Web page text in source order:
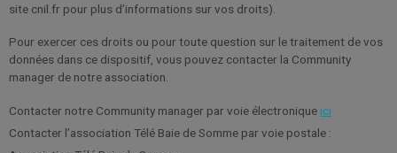
site cnil.fr pour plus d’informations sur vos droits).
Pour exercer ces droits ou pour toute question sur le traitement de vos
données dans ce dispositif, vous pouvez contacter la Community
manager de notre association.
Contacter notre Community manager par voie électroniqueici
Contacter l’association Télé Baie de Somme par voie postale :